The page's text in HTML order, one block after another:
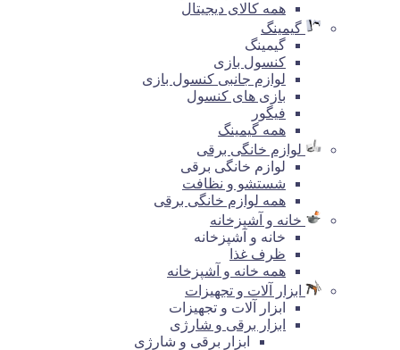
همه کالای دیجیتال
گیمینگ
گیمینگ
کنسول بازی
لوازم جانبی کنسول بازی
بازی های کنسول
فیگور
همه گیمینگ
لوازم خانگی برقی
لوازم خانگی برقی
شستشو و نظافت
همه لوازم خانگی برقی
خانه و آشپزخانه
خانه و آشپزخانه
ظرف غذا
همه خانه و آشپزخانه
ابزار آلات و تجهیزات
ابزار آلات و تجهیزات
ابزار برقی و شارژی
ابزار برقی و شارژی